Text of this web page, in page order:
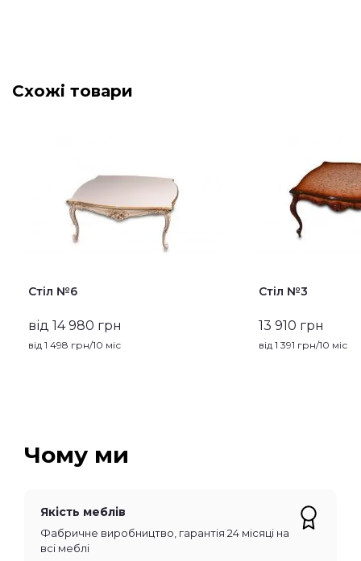
Схожі товари
Стіл №6
від 14 980 грн
від 1 498 грн/10 міс
Стіл №3
13 910 грн
від 1 391 грн/10 міс
Чому ми
Якість меблів
Фабричне виробництво, гарантія 24 місяці на
всі меблі